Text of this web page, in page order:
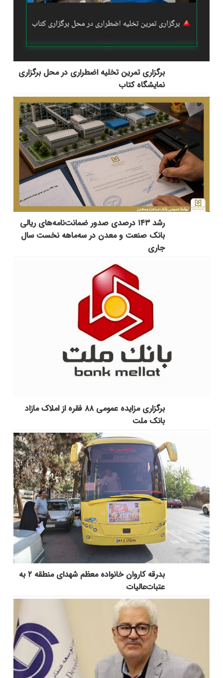
برگزاری تمرین تخلیه اضطراری در محل برگزاری
نمایشگاه کتاب
رشد ۱۴۳ درصدی صدور ضمانت‌نامه‌های ریالی
بانک صنعت و معدن در سه‌ماهه نخست سال
جاری
برگزاری مزایده عمومی ۸۸ فقره از املاک مازاد
بانک ملت
بدرقه کاروان خانواده معظم شهدای منطقه ۲ به
عتبات‌عالیات